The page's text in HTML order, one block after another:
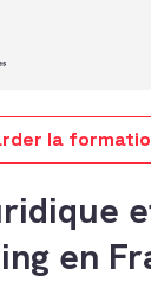
la
en